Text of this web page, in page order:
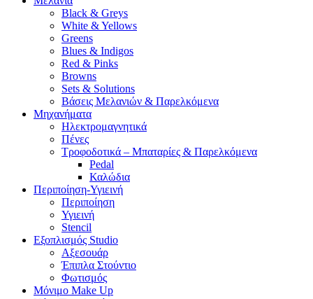
Black & Greys
White & Yellows
Greens
Blues & Indigos
Red & Pinks
Browns
Sets & Solutions
Βάσεις Μελανιών & Παρελκόμενα
Μηχανήματα
Ηλεκτρομαγνητικά
Πένες
Τροφοδοτικά – Μπαταρίες & Παρελκόμενα
Pedal
Καλώδια
Περιποίηση-Υγιεινή
Περιποίηση
Υγιεινή
Stencil
Εξοπλισμός Studio
Αξεσουάρ
Έπιπλα Στούντιο
Φωτισμός
Μόνιμο Make Up